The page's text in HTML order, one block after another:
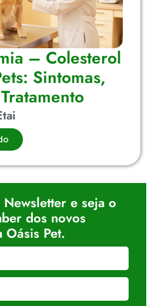
– Colesterol
Sintomas,
e seja o
dos novos
Oásis Pet.